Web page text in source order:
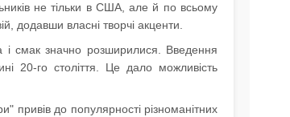
не тільки в США, але й по всьому
додавши власні творчі акценти.
і смак значно розширилися. Введення
20-го століття. Це дало можливість
привів до популярності різноманітних